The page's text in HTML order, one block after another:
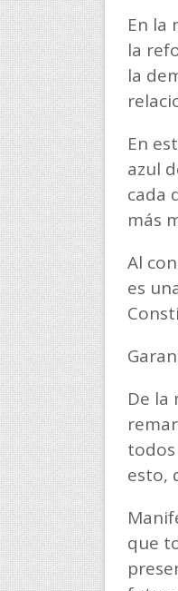
En la
la
la
En
azul
cada
más
Al
es
De la
esto,
que